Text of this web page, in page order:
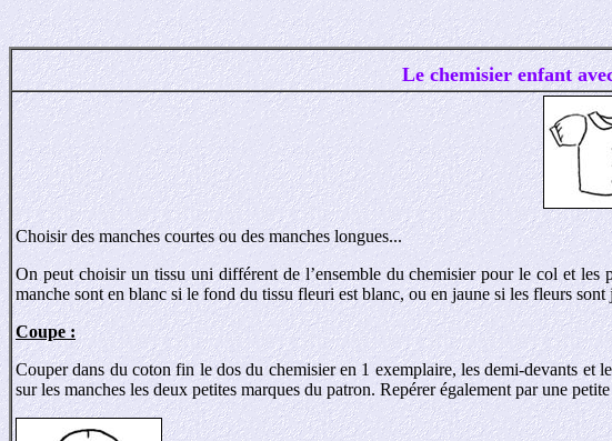
Le chemisier enfant
Choisir des manches courtes ou des manches longues...
On peut choisir un tissu uni différent de l’ensemble du chemisier pour le col et
manche sont en blanc si le fond du tissu fleuri est blanc, ou en jaune si les fleurs sont
Coupe :
Couper dans du coton fin le dos du chemisier en 1 exemplaire, les demi-devants et
sur les manches les deux petites marques du patron. Repérer également par une